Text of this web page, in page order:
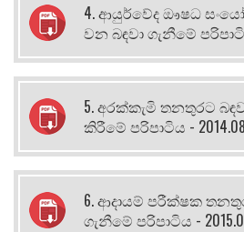
4. ආයුර්වේද ඖෂධ
වන බඳවා ගැනීමේ
5. අරක්කැමි තනතුරට
කිරීමේ පරිපාටිය -
6. ආදායම් පරීක්ෂක
ගැනීමේ පරිපාටිය -